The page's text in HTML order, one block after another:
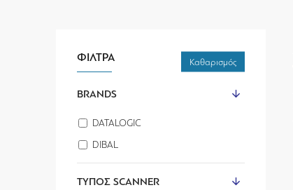
ΦΙΛΤΡΑ Καθαρισμός
BRANDS
DATALOGIC
DIBAL
ΤΎΠΟΣ SCANNER